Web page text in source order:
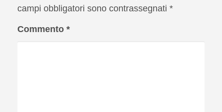
campi obbligatori sono contrassegnati *
Commento *